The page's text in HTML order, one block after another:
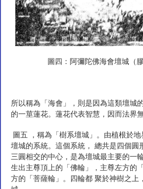
圖四：阿彌陀佛海會壇城（
所以稱為「海會」，則是因為這類壇城
的一莖蓮花。蓮花代表智慧，因而法界
圖五 ，稱為「樹系壇城」。由植根於
壇城的系統。這個系統， 總共是四個
三圓相交的中心，是為壇城最主要的一
生出主尊頂上的「佛輪」，主尊左方的
方的「菩薩輪」。四輪都 聚於神樹之上